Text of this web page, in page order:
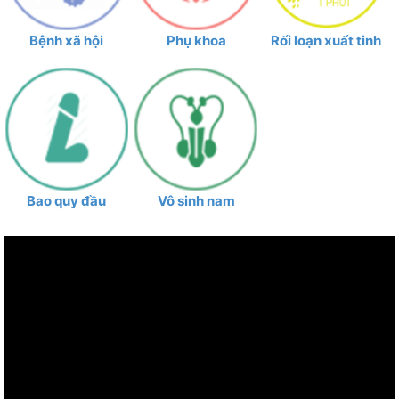
BsCKII Phan Quang Anh - Trưởng
hởi tham gia, tích cực tập luyện,
đến với hội thi với tinh thần cao
nhất…
Bệnh xã hội Phụ khoa Rối loạn xuất tinh
Bao quy đầu Vô sinh nam